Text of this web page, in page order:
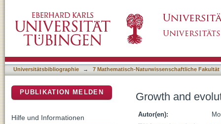
Universitätsbibliographie → 7 Mathematisch-Naturwissenschaftliche Fakultät
Growth and
Autor(en):
PUBLIKATION MELDEN
Hilfe und Informationen